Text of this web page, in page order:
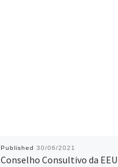
Published 30/06/2021
Conselho Consultivo da